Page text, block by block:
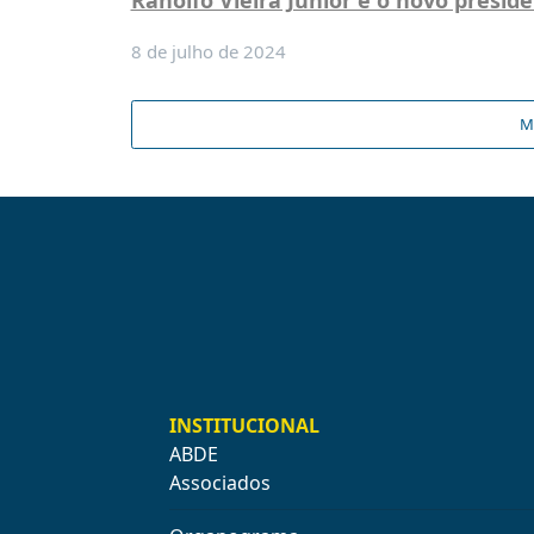
8 de julho de 2024
INSTITUCIONAL
ABDE
Associados